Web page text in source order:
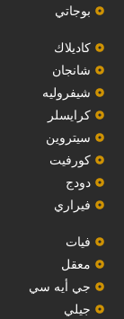
بوجاتي
كاديلاك
‏شانجان‏
شيفروليه
‏كرايسلر‏
سيتروين
‏كورفيت‏
دودج
فيراري
فيات
معقل
‏جي أيه سي‏
جيلي